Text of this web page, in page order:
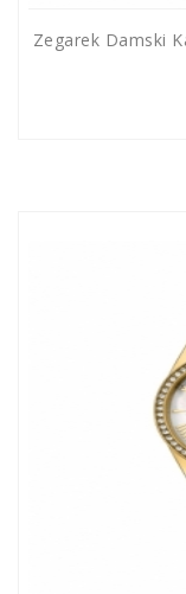
Zegarek Damski